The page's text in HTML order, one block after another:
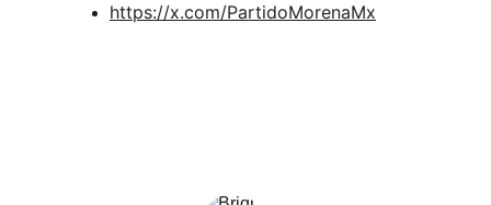
https://x.com/PartidoMorenaMx